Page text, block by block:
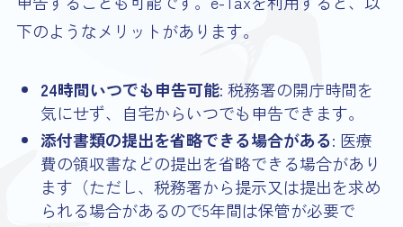
下のようなメリットがあります。
24時間いつでも申告可能: 税務署の開庁時間を
気にせず、自宅からいつでも申告できます。
添付書類の提出を省略できる場合がある: 医療
費の領収書などの提出を省略できる場合があり
ます（ただし、税務署から提示又は提出を求め
られる場合があるので5年間は保管が必要で